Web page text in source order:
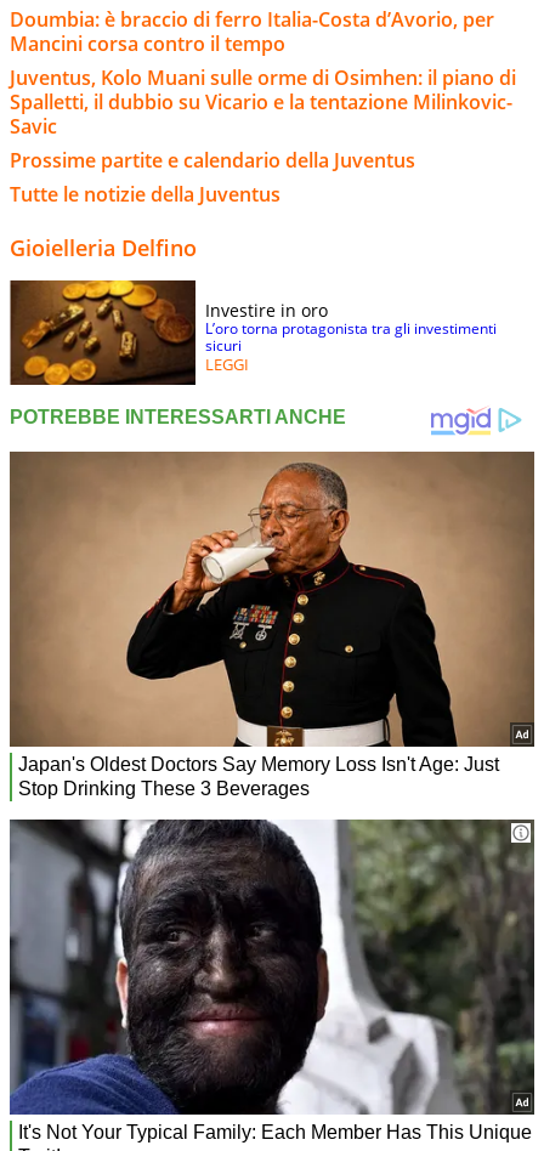
Doumbia: è braccio di ferro Italia-Costa d’Avorio, per
Mancini corsa contro il tempo
Juventus, Kolo Muani sulle orme di Osimhen: il piano di
Spalletti, il dubbio su Vicario e la tentazione Milinkovic-
Savic
Prossime partite e calendario della Juventus
Tutte le notizie della Juventus
Gioielleria Delfino
Investire in oro
L’oro torna protagonista tra gli investimenti
sicuri
LEGGI